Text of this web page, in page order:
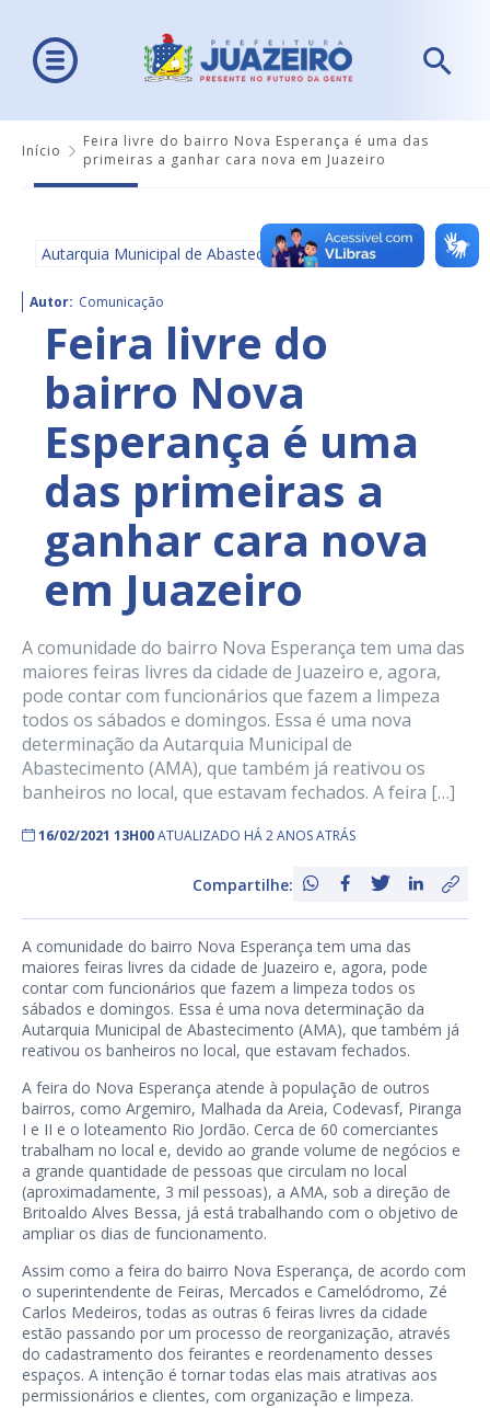
Início
Feira livre do bairro Nova Esperança é uma das
primeiras a ganhar cara nova em Juazeiro
Autarquia Municipal de Abastecimento - AMA
Autor: Comunicação
Feira livre do
bairro Nova
Esperança é uma
das primeiras a
ganhar cara nova
em Juazeiro
A comunidade do bairro Nova Esperança tem uma das
maiores feiras livres da cidade de Juazeiro e, agora,
pode contar com funcionários que fazem a limpeza
todos os sábados e domingos. Essa é uma nova
determinação da Autarquia Municipal de
Abastecimento (AMA), que também já reativou os
banheiros no local, que estavam fechados. A feira […]
16/02/2021 13H00ATUALIZADO HÁ 2 ANOS ATRÁS
Compartilhe:
A comunidade do bairro Nova Esperança tem uma das
maiores feiras livres da cidade de Juazeiro e, agora, pode
contar com funcionários que fazem a limpeza todos os
sábados e domingos. Essa é uma nova determinação da
Autarquia Municipal de Abastecimento (AMA), que também já
reativou os banheiros no local, que estavam fechados.
A feira do Nova Esperança atende à população de outros
bairros, como Argemiro, Malhada da Areia, Codevasf, Piranga
I e II e o loteamento Rio Jordão. Cerca de 60 comerciantes
trabalham no local e, devido ao grande volume de negócios e
a grande quantidade de pessoas que circulam no local
(aproximadamente, 3 mil pessoas), a AMA, sob a direção de
Britoaldo Alves Bessa, já está trabalhando com o objetivo de
ampliar os dias de funcionamento.
Assim como a feira do bairro Nova Esperança, de acordo com
o superintendente de Feiras, Mercados e Camelódromo, Zé
Carlos Medeiros, todas as outras 6 feiras livres da cidade
estão passando por um processo de reorganização, através
do cadastramento dos feirantes e reordenamento desses
espaços. A intenção é tornar todas elas mais atrativas aos
permissionários e clientes, com organização e limpeza.